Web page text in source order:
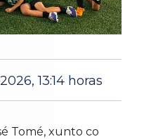
13:14 horas
Tomé, xunto co